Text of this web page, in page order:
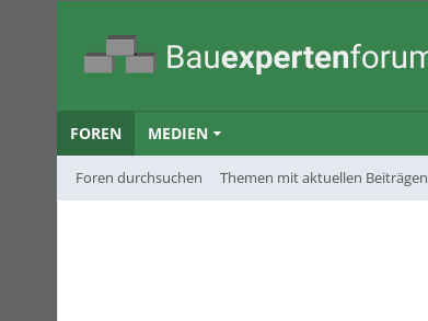
FOREN
Foren durchsuchen Themen mit aktuellen Beiträgen
MEDIEN